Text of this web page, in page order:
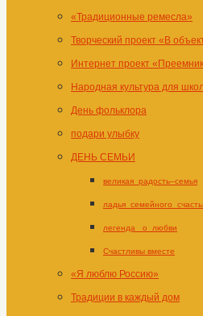
«Традиционные ремесла»
Творческий проект «В
Интернет проект
Народная культура для
День фольклора
подари улыбку
ДЕНЬ СЕМЬИ
великая_радость–семья
легенда _о_любви
Счастливы вместе
«Я люблю Россию»
Традиции в каждый дом